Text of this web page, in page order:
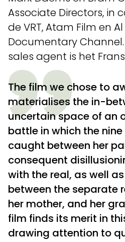
Associate Directors, in
de VRT, Atam Film en
Documentary
sales agent is het
The film we chose to
materialises the in-
uncertain space of an
battle in which the
caught between her
consequent
with the real, as well
between the separate
her mother, and her
film finds its merit in
drawing attention to